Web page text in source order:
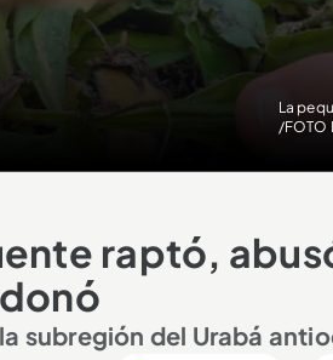
La
/FOTO
raptó,
subregión del Urabá